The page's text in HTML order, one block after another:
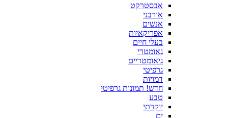
אבסטרקט
אורבני
אנשים
אפריקאיות
בעלי חיים
גאומטרי
גיאומטריים
גרפיטי
דמויות
חדש! תמונות גרפיטי
טבע
יוקרתי
ים